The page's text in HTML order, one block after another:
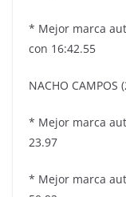
* Mejor marca
con 16:42.55
NACHO
* Mejor marca
23.97
* Mejor marca